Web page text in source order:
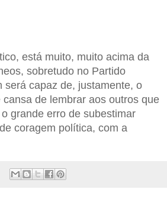
está muito, muito acima da
sobretudo no Partido
será capaz de, justamente, o
de lembrar aos outros que
grande erro de subestimar
coragem política, com a